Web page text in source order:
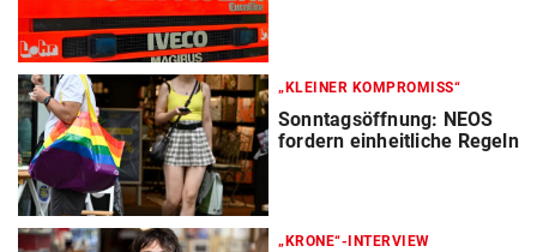
„KLEINER KOMPROMISS“
Sonntagsöffnung: NEOS
fordern einheitliche Regeln
„KRONE“-INTERVIEW